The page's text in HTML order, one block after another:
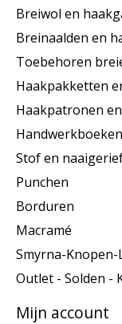
Breiwol en
Breinaalden en
Toebehoren
Haakpakketten
Haakpatronen
Handwerkboeken
Stof en
Punchen
Borduren
Macramé
Smyrna-
Outlet - Solden -
Mijn account